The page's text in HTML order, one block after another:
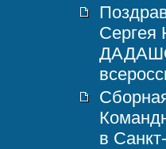
в